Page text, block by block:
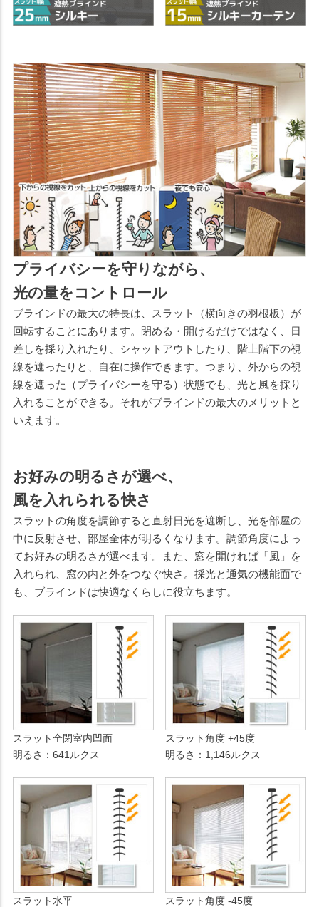
プライバシーを守りながら、
光の量をコントロール
ブラインドの最大の特長は、スラット（横向きの羽根板）が
回転することにあります。閉める・開けるだけではなく、日
差しを採り入れたり、シャットアウトしたり、階上階下の視
線を遮ったりと、自在に操作できます。つまり、外からの視
線を遮った（プライバシーを守る）状態でも、光と風を採り
入れることができる。それがブラインドの最大のメリットと
いえます。
お好みの明るさが選べ、
風を入れられる快さ
スラットの角度を調節すると直射日光を遮断し、光を部屋の
中に反射させ、部屋全体が明るくなります。調節角度によっ
てお好みの明るさが選べます。また、窓を開ければ「風」を
入れられ、窓の内と外をつなぐ快さ。採光と通気の機能面で
も、ブラインドは快適なくらしに役立ちます。
スラット全閉室内凹面
明るさ：641ルクス
スラット角度 +45度
明るさ：1,146ルクス
スラット水平
スラット角度 -45度